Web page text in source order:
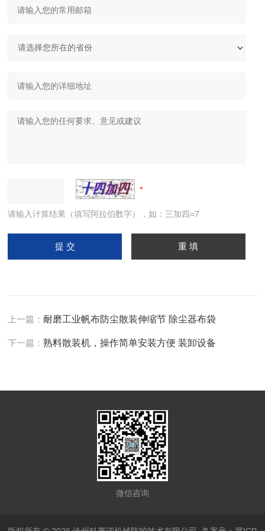
请输入计算结果（填写阿拉伯数字），如：三加四=7
上一篇：耐磨工业帆布防尘散装伸缩节 除尘器布袋
下一篇：熟料散装机，操作简单安装方便 装卸设备
微信咨询